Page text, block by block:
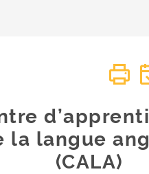
la langue
(CALA)